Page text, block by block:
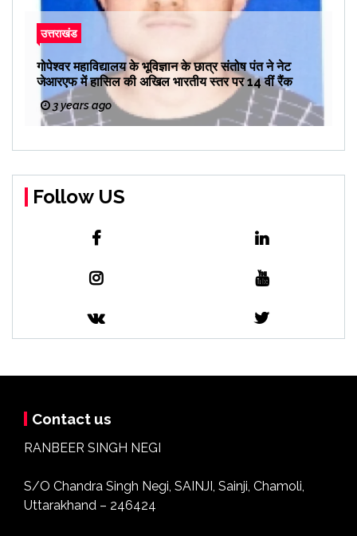
उत्तराखंड
गोपेश्वर महाविद्यालय के भूविज्ञान के छात्र संतोष पंत ने नेट
जेआरएफ में हासिल की अखिल भारतीय स्तर पर 14 वीं रैंक
3 years ago
Follow US
Contact us
RANBEER SINGH NEGI
S/O Chandra Singh Negi, SAINJI, Sainji, Chamoli,
Uttarakhand – 246424